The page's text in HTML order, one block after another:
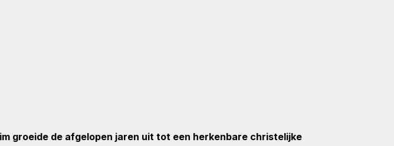
groeide de afgelopen jaren uit tot een herkenbare christelijke